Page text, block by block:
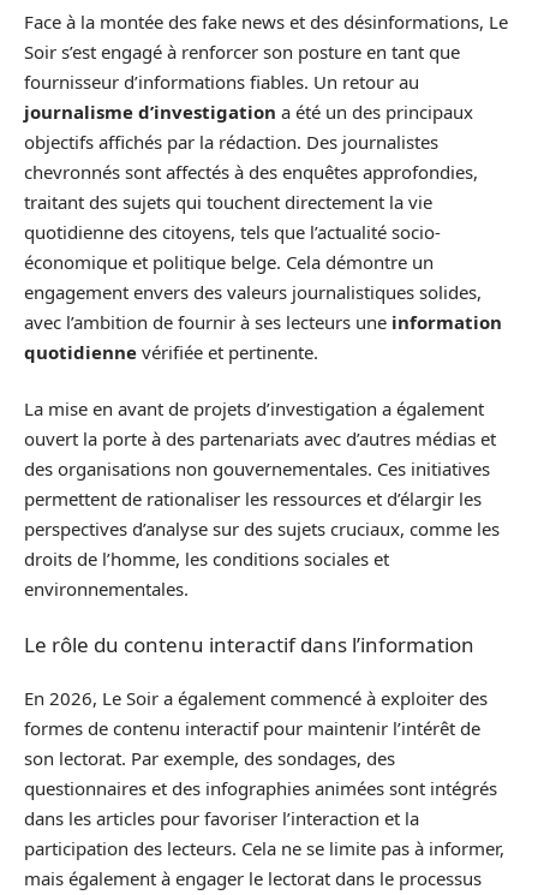
Face à la montée des fake news et des désinformations, Le
Soir s’est engagé à renforcer son posture en tant que
fournisseur d’informations fiables. Un retour au
journalisme d’investigation a été un des principaux
objectifs affichés par la rédaction. Des journalistes
chevronnés sont affectés à des enquêtes approfondies,
traitant des sujets qui touchent directement la vie
quotidienne des citoyens, tels que l’actualité socio-
économique et politique belge. Cela démontre un
engagement envers des valeurs journalistiques solides,
avec l’ambition de fournir à ses lecteurs une information
quotidienne vérifiée et pertinente.
La mise en avant de projets d’investigation a également
ouvert la porte à des partenariats avec d’autres médias et
des organisations non gouvernementales. Ces initiatives
permettent de rationaliser les ressources et d’élargir les
perspectives d’analyse sur des sujets cruciaux, comme les
droits de l’homme, les conditions sociales et
environnementales.
Le rôle du contenu interactif dans l’information
En 2026, Le Soir a également commencé à exploiter des
formes de contenu interactif pour maintenir l’intérêt de
son lectorat. Par exemple, des sondages, des
questionnaires et des infographies animées sont intégrés
dans les articles pour favoriser l’interaction et la
participation des lecteurs. Cela ne se limite pas à informer,
mais également à engager le lectorat dans le processus